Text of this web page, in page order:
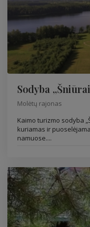
Sodyba
Molėtų rajonas
Kaimo turizmo sodyba
kuriamas ir
namuose....